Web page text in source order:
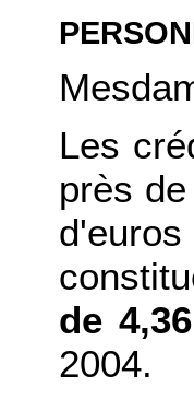
Les
près
de
2004.